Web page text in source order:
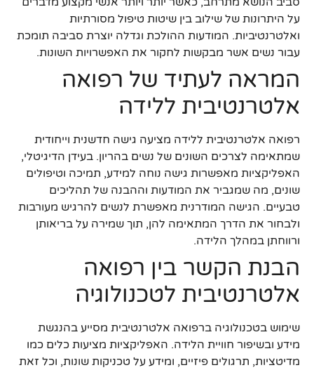
על היתרונות של שילוב בין שיטות טיפול מסורתיות
ואלטרנטיביות. המודעות ההולכת וגדלה יוצרת סביבה תומכת
עבור נשים אשר מבקשות לחקור את האפשרויות השונות.
המראה לעתיד של רפואה
אלטרנטיבית ללידה
רפואה אלטרנטיבית ללידה מציעה גישה חדשנית וייחודית
שמתאימה לצרכים השונים של נשים בהריון. בעידן הדיגיטלי,
האפליקציות מאפשרות גישה נוחה למידע, תמיכה וטיפולים
שונים, מה שמגביר את המודעות וההבנה של תהליכים
טבעיים. הגישה המודרנית מאפשרת לנשים להרגיש מעורבות
ולבחור את הדרך המתאימה להן, תוך שמירה על בריאותן
ורווחתן במהלך הלידה.
הבנת הקשר בין רפואה
אלטרנטיבית לטכנולוגיה
שימוש בטכנולוגיה ברפואה אלטרנטיבית מסייע בהנגשת
מידע ובשיפור חוויית הלידה. האפליקציות מציעות כלים כמו
מדיטציות, תרגולים פיזיים, ומידע על טכניקות שונות, וכל זאת